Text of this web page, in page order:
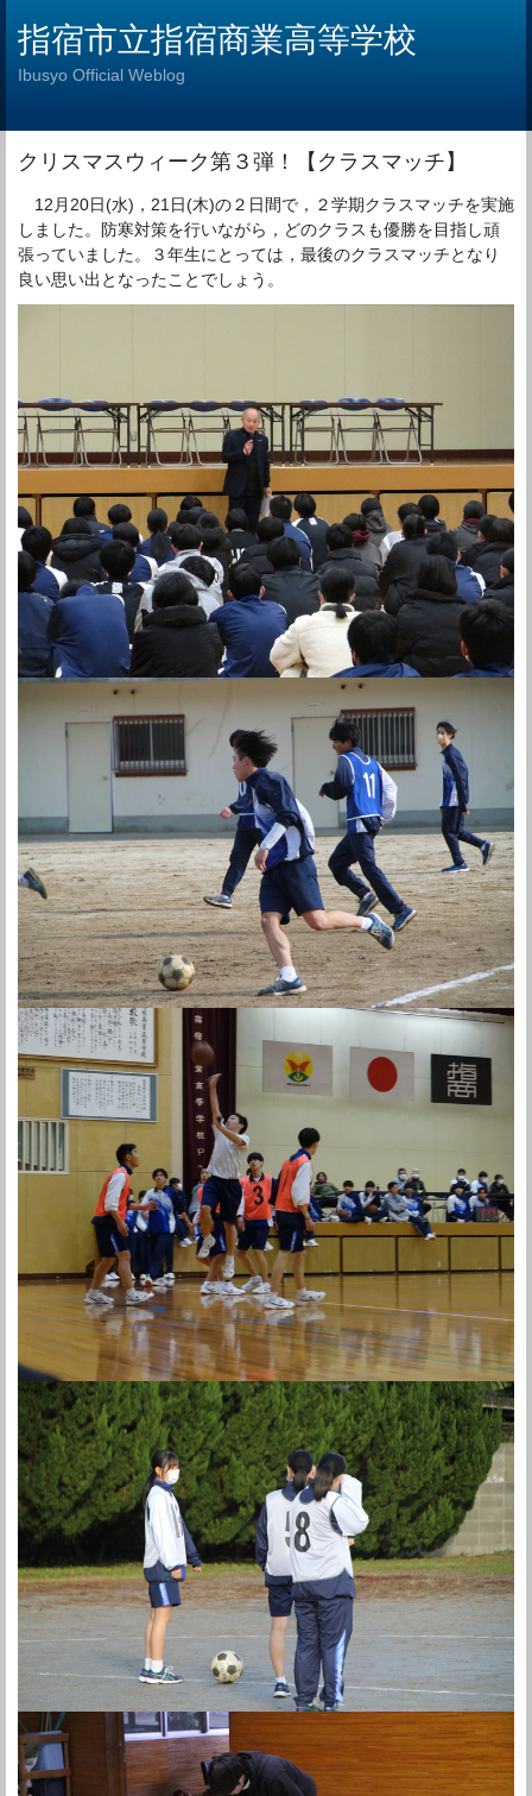
指宿市立指宿商業高等学校
Ibusyo Official Weblog
クリスマスウィーク第３弾！【クラスマッチ】
12月20日(水)，21日(木)の２日間で，２学期クラスマッチを実施
しました。防寒対策を行いながら，どのクラスも優勝を目指し頑
張っていました。３年生にとっては，最後のクラスマッチとなり
良い思い出となったことでしょう。